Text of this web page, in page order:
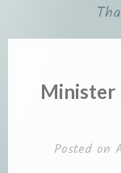
Minister
Posted on